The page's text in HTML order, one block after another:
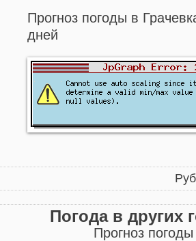
Прогноз погоды в
дней
Погода в других
Прогноз